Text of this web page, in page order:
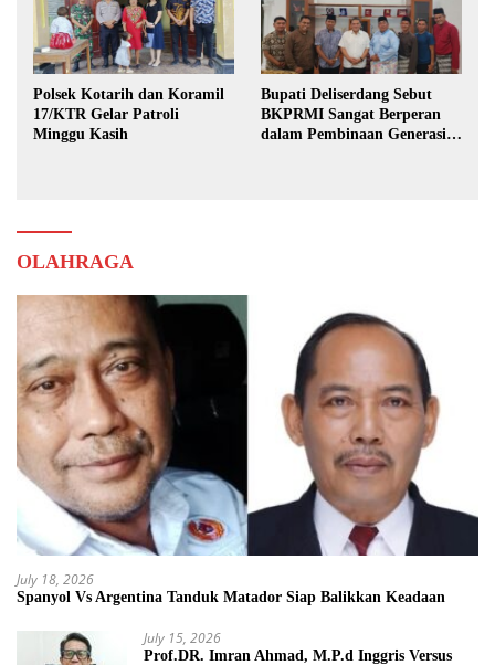
Polsek Kotarih dan Koramil
17/KTR Gelar Patroli
Minggu Kasih
Bupati Deliserdang Sebut
BKPRMI Sangat Berperan
dalam Pembinaan Generasi
OLAHRAGA
July 18, 2026
Spanyol Vs Argentina Tanduk Matador Siap Balikkan Keadaan
July 15, 2026
Prof.DR. Imran Ahmad, M.P.d Inggris Versus